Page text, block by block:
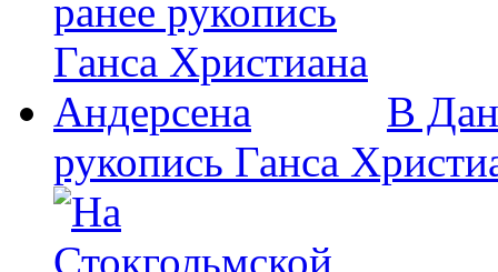
В
рукопись Ганса